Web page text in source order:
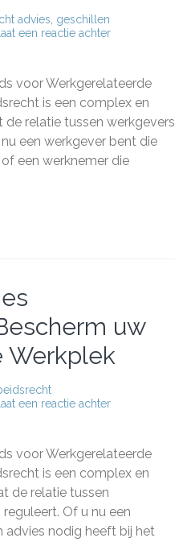
advies geschillen
Laat een reactie achterop
Uw
Gids
voor
Juridische
Zaken
voor Werkgerelateerde
is een complex en
relatie tussen werkgevers
een werkgever bent die
een werknemer die
uw
Werkplek
Laat een reactie achterop
Bescherm
uw
de
Werkplek
voor Werkgerelateerde
is een complex en
de relatie tussen
Of u nu een
advies nodig heeft bij het